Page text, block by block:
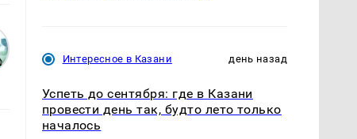
Интересное в Казани день назад
Успеть до сентября: где в Казани
провести день так, будто лето только
началось